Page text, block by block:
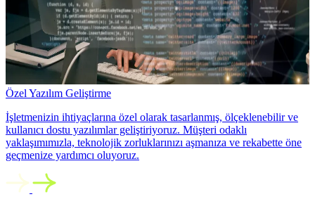
Özel Yazılım Geliştirme
İşletmenizin ihtiyaçlarına özel olarak tasarlanmış, ölçeklenebilir ve
kullanıcı dostu yazılımlar geliştiriyoruz. Müşteri odaklı
yaklaşımımızla, teknolojik zorluklarınızı aşmanıza ve rekabette öne
geçmenize yardımcı oluyoruz.